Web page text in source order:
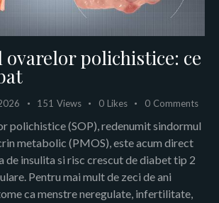
polichistice: ce
151 Views 0 Likes 0 Comments
polichistice (SOP), redenumit sindormul
metabolic (PMOS), este acum direct
de insulita si risc crescut de diabet tip 2
Pentru mai mult de zeci de ani
ca menstre neregulate, infertilitate,